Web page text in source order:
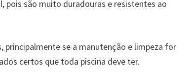
pois são muito duradouras e resistentes ao
principalmente se a manutenção e limpeza for
certos que toda piscina deve ter.